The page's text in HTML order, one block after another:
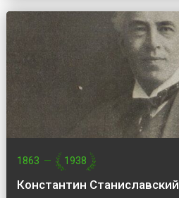
1863 — 1938
Константин Станиславский